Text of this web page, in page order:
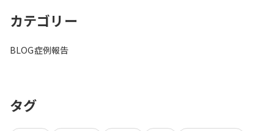
カテゴリー
BLOG症例報告
タグ